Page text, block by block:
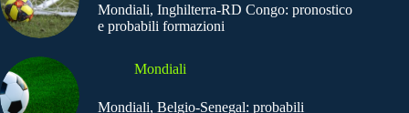
Mondiali, Inghilterra-RD Congo: pronostico
e probabili formazioni
Mondiali
Mondiali, Belgio-Senegal: probabili